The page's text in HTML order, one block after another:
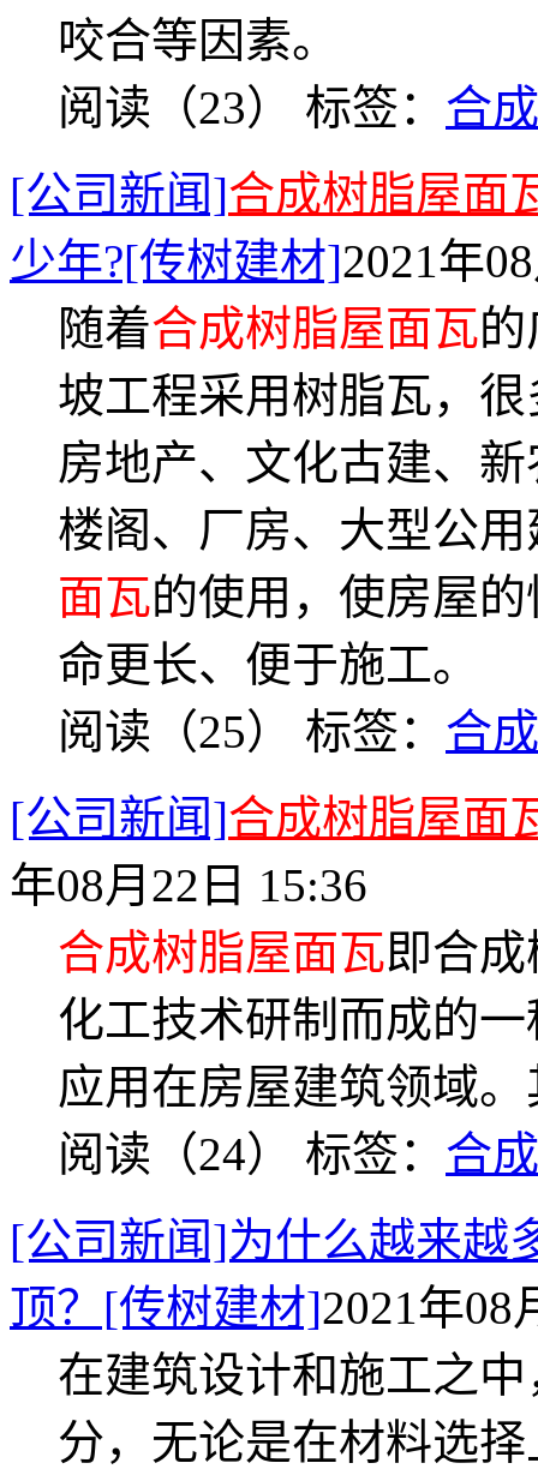
咬合等因素。
阅读（23） 标签： 合
[公司新闻]合成树脂屋面
少年?[传树建材]2021年
随着合成树脂屋面瓦
坡工程采用树脂瓦，
房地产、文化古建、
楼阁、厂房、大型公
面瓦的使用，使房屋
命更长、便于施工。
阅读（25） 标签： 合
[公司新闻]合成树脂屋面
年08月22日 15:36
合成树脂屋面瓦即合
化工技术研制而成的
应用在房屋建筑领域
阅读（24） 标签： 合
[公司新闻]为什么越来越
顶？[传树建材]2021年08
在建筑设计和施工之
分，无论是在材料选